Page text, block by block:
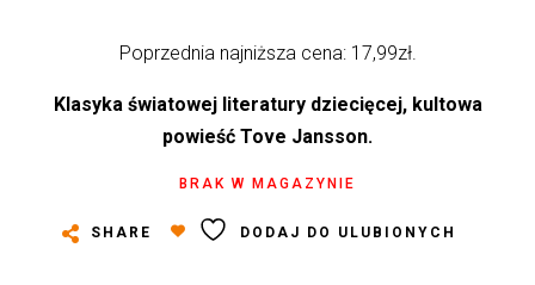
wynosiła:
21,99zł.
wynosi:
17,99zł.
Poprzednia najniższa cena: 17,99zł.
Klasyka światowej literatury dziecięcej, kultowa
powieść Tove Jansson.
BRAK W MAGAZYNIE
SHARE DODAJ DO ULUBIONYCH